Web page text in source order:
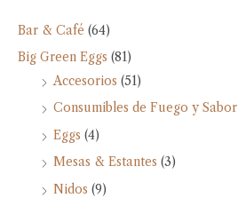
Bar & Café (64)
Big Green Eggs (81)
Accesorios (51)
Consumibles de Fuego y Sabor
Eggs (4)
Mesas & Estantes (3)
Nidos (9)